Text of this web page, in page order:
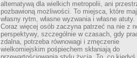
alternatywą dla wielkich metropolii, ani
pozbawioną możliwości. To miejsca, które
własny rytm, własne wyzwania i własne atuty.
Coraz więcej osób zaczyna patrzeć na nie z
perspektywy, szczególnie w czasach, gdy
zdalna, potrzeba równowagi i zmęczenie
wielkomiejskim pośpiechem skłaniają do